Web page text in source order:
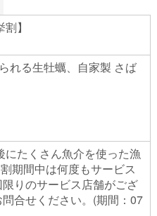
】
れる生牡蠣、自家製 さば
たくさん魚介を使った漁
期間中は何度もサービス
りのサービス店舗がござ
合せください。(期間：07